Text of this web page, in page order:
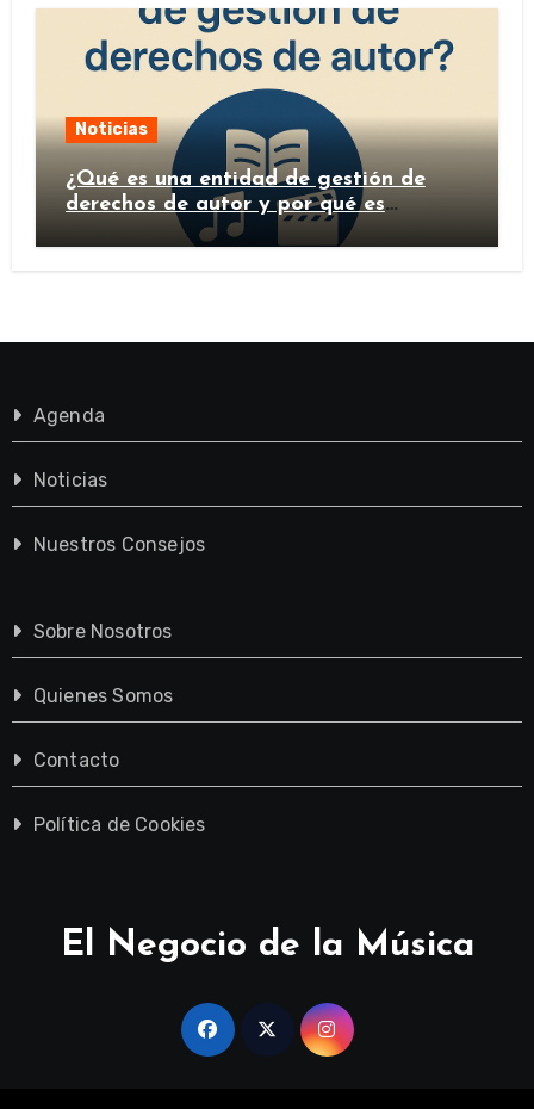
Noticias
¿Qué es una entidad de gestión de
derechos de autor y por qué es
importante?
Agenda
Noticias
Nuestros Consejos
Sobre Nosotros
Quienes Somos
Contacto
Política de Cookies
El Negocio de la Música